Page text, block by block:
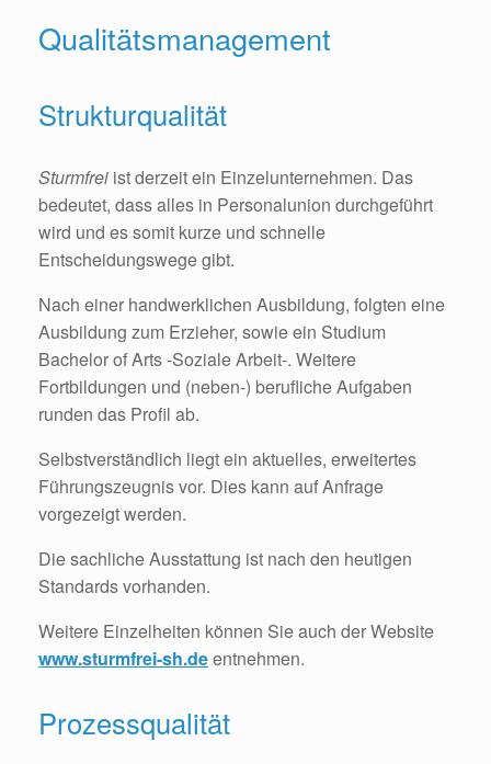
Qualitätsmanagement
Strukturqualität
Sturmfrei ist derzeit ein Einzelunternehmen. Das
bedeutet, dass alles in Personalunion durchgeführt
wird und es somit kurze und schnelle
Entscheidungswege gibt.
Nach einer handwerklichen Ausbildung, folgten eine
Ausbildung zum Erzieher, sowie ein Studium
Bachelor of Arts -Soziale Arbeit-. Weitere
Fortbildungen und (neben-) berufliche Aufgaben
runden das Profil ab.
Selbstverständlich liegt ein aktuelles, erweitertes
Führungszeugnis vor. Dies kann auf Anfrage
vorgezeigt werden.
Die sachliche Ausstattung ist nach den heutigen
Standards vorhanden.
Weitere Einzelheiten können Sie auch der Website
www.sturmfrei-sh.deentnehmen.
Prozessqualität